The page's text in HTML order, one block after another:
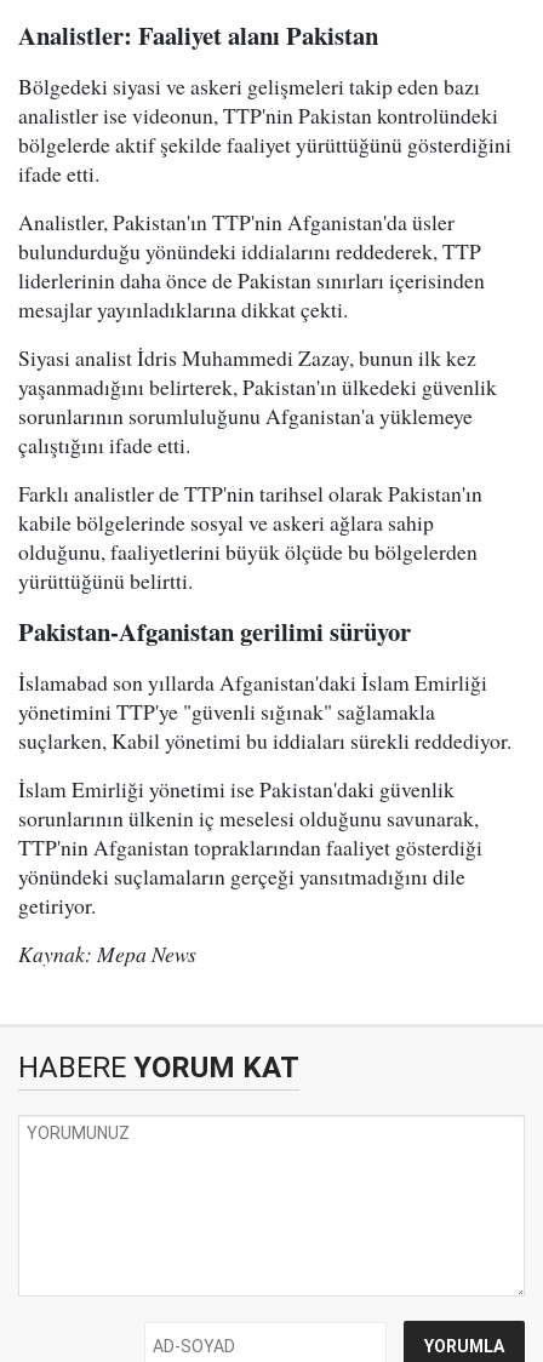
Analistler: Faaliyet alanı Pakistan
Bölgedeki siyasi ve askeri gelişmeleri takip eden bazı
analistler ise videonun, TTP'nin Pakistan kontrolündeki
bölgelerde aktif şekilde faaliyet yürüttüğünü gösterdiğini
ifade etti.
Analistler, Pakistan'ın TTP'nin Afganistan'da üsler
bulundurduğu yönündeki iddialarını reddederek, TTP
liderlerinin daha önce de Pakistan sınırları içerisinden
mesajlar yayınladıklarına dikkat çekti.
Siyasi analist İdris Muhammedi Zazay, bunun ilk kez
yaşanmadığını belirterek, Pakistan'ın ülkedeki güvenlik
sorunlarının sorumluluğunu Afganistan'a yüklemeye
çalıştığını ifade etti.
Farklı analistler de TTP'nin tarihsel olarak Pakistan'ın
kabile bölgelerinde sosyal ve askeri ağlara sahip
olduğunu, faaliyetlerini büyük ölçüde bu bölgelerden
yürüttüğünü belirtti.
Pakistan-Afganistan gerilimi sürüyor
İslamabad son yıllarda Afganistan'daki İslam Emirliği
yönetimini TTP'ye "güvenli sığınak" sağlamakla
suçlarken, Kabil yönetimi bu iddiaları sürekli reddediyor.
İslam Emirliği yönetimi ise Pakistan'daki güvenlik
sorunlarının ülkenin iç meselesi olduğunu savunarak,
TTP'nin Afganistan topraklarından faaliyet gösterdiği
yönündeki suçlamaların gerçeği yansıtmadığını dile
getiriyor.
Kaynak: Mepa News
HABERE YORUM KAT